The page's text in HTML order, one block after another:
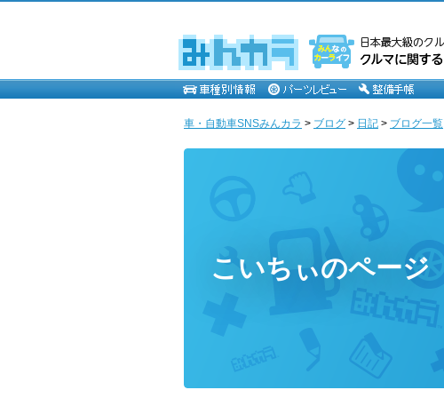
車・自動車SNSみんカラ > ブログ > 日記 > ブログ一覧
こいちぃのページ